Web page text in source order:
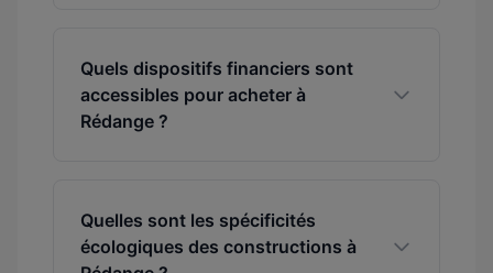
Quels dispositifs financiers sont
accessibles pour acheter à
Rédange ?
Quelles sont les spécificités
écologiques des constructions à